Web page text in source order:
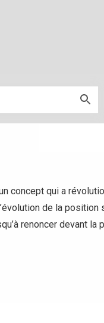
concept qui a
de la
renoncer devant la